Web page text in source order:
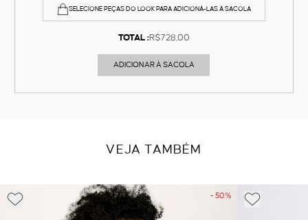
SELECIONE PEÇAS DO LOOK PARA ADICIONÁ-LAS À SACOLA
TOTAL :R$728,00
ADICIONAR À SACOLA
VEJA TAMBÉM
- 50%